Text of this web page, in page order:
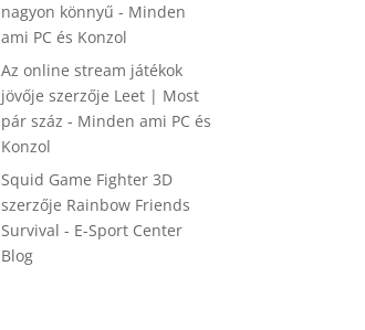
nagyon könnyű - Minden
ami PC és Konzol
Az online stream játékok
jövője szerzője Leet | Most
pár száz - Minden ami PC és
Konzol
Squid Game Fighter 3D
szerzője Rainbow Friends
Survival - E-Sport Center
Blog